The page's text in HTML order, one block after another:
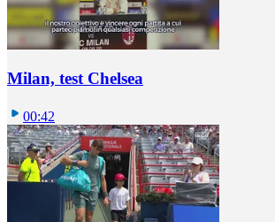
Milan, test Chelsea
00:42